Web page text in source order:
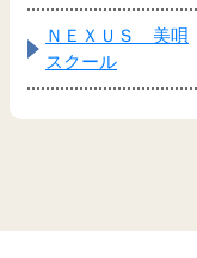
ＮＥＸＵＳ 美唄
スクール